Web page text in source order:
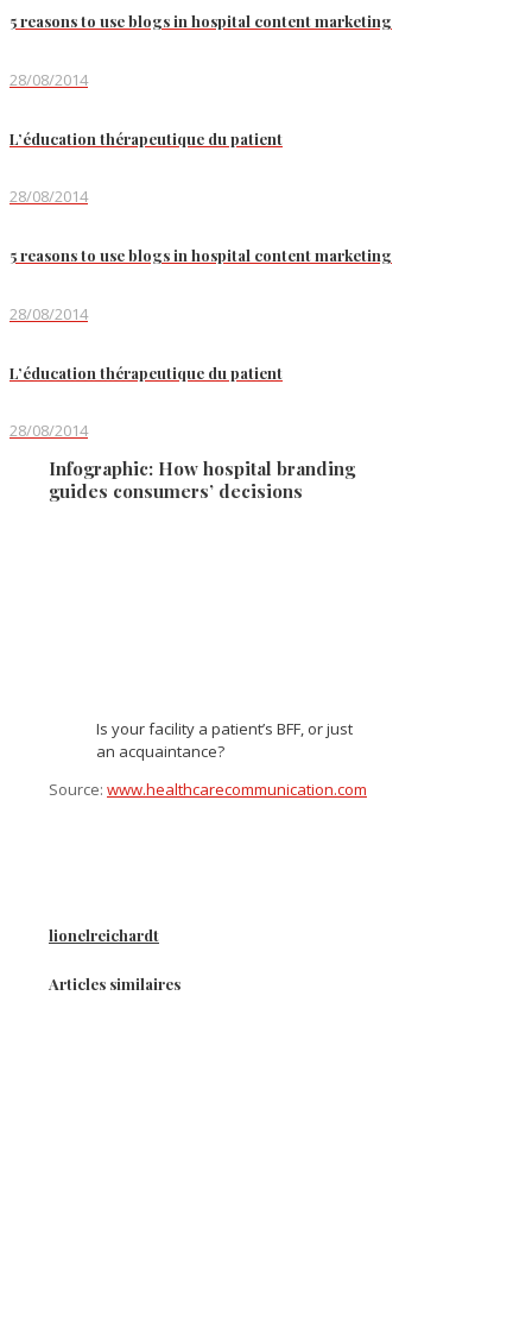
5 reasons to use blogs in hospital content marketing
28/08/2014
L’éducation thérapeutique du patient
28/08/2014
5 reasons to use blogs in hospital content marketing
28/08/2014
L’éducation thérapeutique du patient
28/08/2014
Infographic: How hospital branding
guides consumers’ decisions
Is your facility a patient’s BFF, or just
an acquaintance?
Source: www.healthcarecommunication.com
lionelreichardt
Articles similaires